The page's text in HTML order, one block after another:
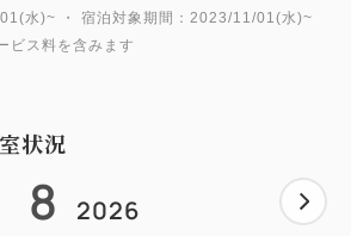
水)~ ・ 宿泊対象期間：2023/11/01(水)~
ビス料を含みます
状況
8 2026